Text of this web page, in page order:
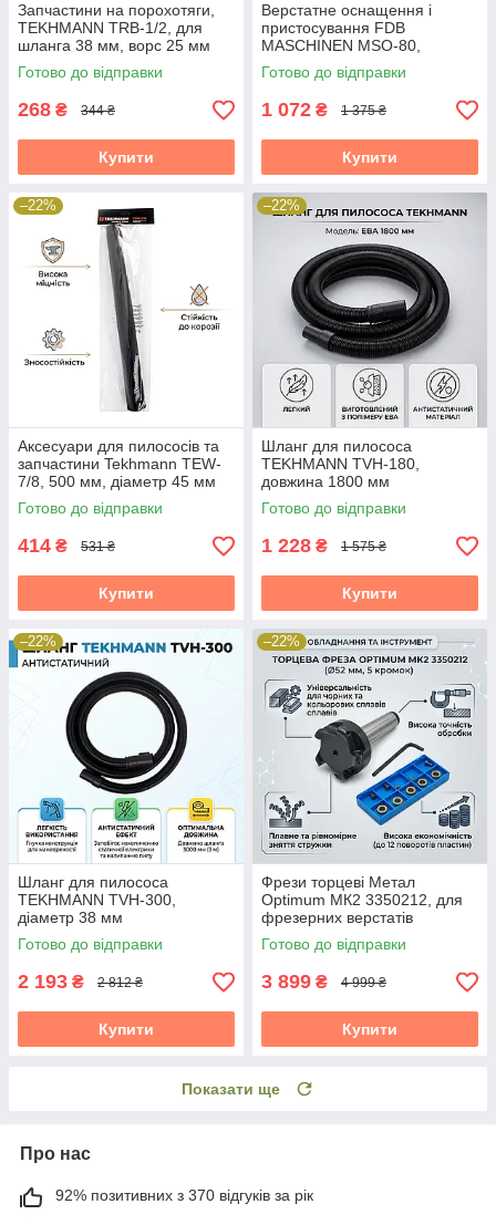
Запчастини на порохотяги,
TEKHMANN TRB-1/2, для
шланга 38 мм, ворс 25 мм
Готово до відправки
268 ₴ 344 ₴
Купити
Верстатне оснащення і
пристосування FDB
MASCHINEN MSO-80,
розкриття 60 мм
Готово до відправки
1 072 ₴ 1 375 ₴
Купити
–22%
Аксесуари для пилососів та
запчастини Tekhmann TEW-
7/8, 500 мм, діаметр 45 мм
Готово до відправки
414 ₴ 531 ₴
Купити
–22%
Шланг для пилососа
TEKHMANN TVH-180,
довжина 1800 мм
Готово до відправки
1 228 ₴ 1 575 ₴
Купити
–22%
Шланг для пилососа
TEKHMANN TVH-300,
діаметр 38 мм
Готово до відправки
2 193 ₴ 2 812 ₴
Купити
–22%
Фрези торцеві Метал
Optimum МК2 3350212, для
фрезерних верстатів
Готово до відправки
3 899 ₴ 4 999 ₴
Купити
Показати ще
Про нас
92% позитивних з 370 відгуків за рік